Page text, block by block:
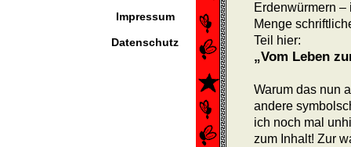
Impressum
Datenschutz
Erden­würmern
Menge
Teil hier:
„Vom Leben
Warum das nun
andere
ich noch mal
zum Inhalt! Zur